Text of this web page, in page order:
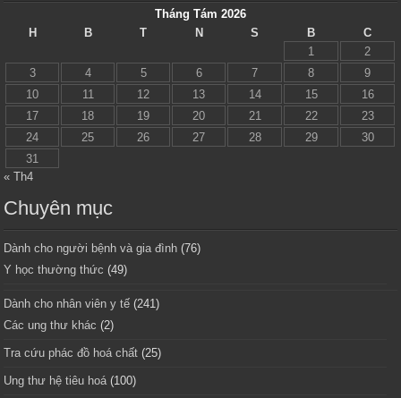
Tháng Tám 2026
H
B T N S B
C
1
2
3
4 5 6 7 8
9
10
11 12 13 14 15
16
17
18 19 20 21 22
23
24
25 26 27 28 29
30
31
« Th4
Chuyên mục
Dành cho người bệnh và gia đình (76)
Y học thường thức (49)
Dành cho nhân viên y tế (241)
Các ung thư khác (2)
Tra cứu phác đồ hoá chất (25)
Ung thư hệ tiêu hoá(100)